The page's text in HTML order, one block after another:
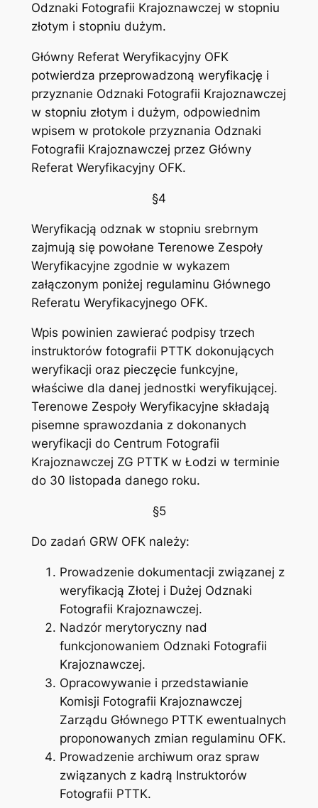
Odznaki Fotografii Krajoznawczej w stopniu
złotym i stopniu dużym.
Główny Referat Weryfikacyjny OFK
potwierdza przeprowadzoną weryfikację i
przyznanie Odznaki Fotografii Krajoznawczej
w stopniu złotym i dużym, odpowiednim
wpisem w protokole przyznania Odznaki
Fotografii Krajoznawczej przez Główny
Referat Weryfikacyjny OFK.
§4
Weryfikacją odznak w stopniu srebrnym
zajmują się powołane Terenowe Zespoły
Weryfikacyjne zgodnie w wykazem
załączonym poniżej regulaminu Głównego
Referatu Weryfikacyjnego OFK.
Wpis powinien zawierać podpisy trzech
instruktorów fotografii PTTK dokonujących
weryfikacji oraz pieczęcie funkcyjne,
właściwe dla danej jednostki weryfikującej.
Terenowe Zespoły Weryfikacyjne składają
pisemne sprawozdania z dokonanych
weryfikacji do Centrum Fotografii
Krajoznawczej ZG PTTK w Łodzi w terminie
do 30 listopada danego roku.
§5
Do zadań GRW OFK należy:
Prowadzenie dokumentacji związanej z
weryfikacją Złotej i Dużej Odznaki
Fotografii Krajoznawczej.
Nadzór merytoryczny nad
funkcjonowaniem Odznaki Fotografii
Krajoznawczej.
Opracowywanie i przedstawianie
Komisji Fotografii Krajoznawczej
Zarządu Głównego PTTK ewentualnych
proponowanych zmian regulaminu OFK.
Prowadzenie archiwum oraz spraw
związanych z kadrą Instruktorów
Fotografii PTTK.